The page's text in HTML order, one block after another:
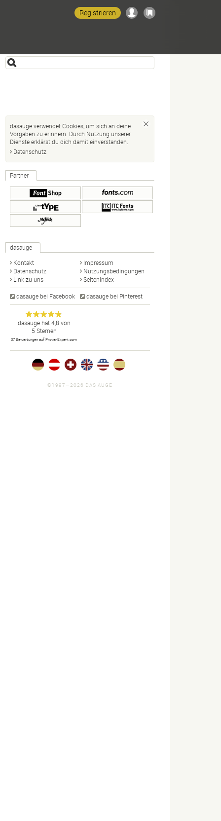
Registrieren
dasauge verwendet Cookies, um sich an deine
Vorgaben zu erinnern. Durch Nutzung unserer
Dienste erklärst du dich damit einverstanden.
Datenschutz
Partner
dasauge
Kontakt
Impressum
Datenschutz
Nutzungsbedingungen
Link zu uns
Seitenindex
dasauge bei Facebook dasauge bei Pinterest
dasauge
Designer,
Fotografen,
Agenturen,
Portfolios
und Jobs.
Anonym
dasaugehat4,8 von
5 Sternen
37 Bewertungen auf ProvenExpert.com
©1997—2026 DAS AUGE